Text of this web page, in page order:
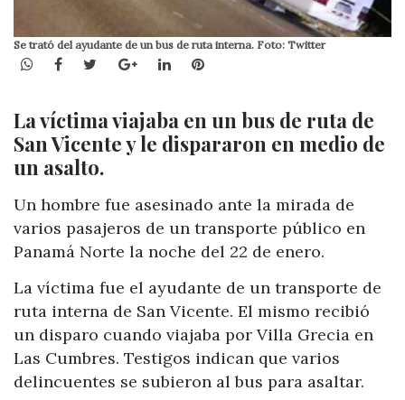
Se trató del ayudante de un bus de ruta interna. Foto: Twitter
WhatsApp
Facebook
TwitterGoogle+LinkedInPinterest
La víctima viajaba en un bus de ruta de
San Vicente y le dispararon en medio de
un asalto.
Un hombre fue asesinado ante la mirada de
varios pasajeros de un transporte público en
Panamá Norte la noche del 22 de enero.
La víctima fue el ayudante de un transporte de
ruta interna de San Vicente. El mismo recibió
un disparo cuando viajaba por Villa Grecia en
Las Cumbres. Testigos indican que varios
delincuentes se subieron al bus para asaltar.